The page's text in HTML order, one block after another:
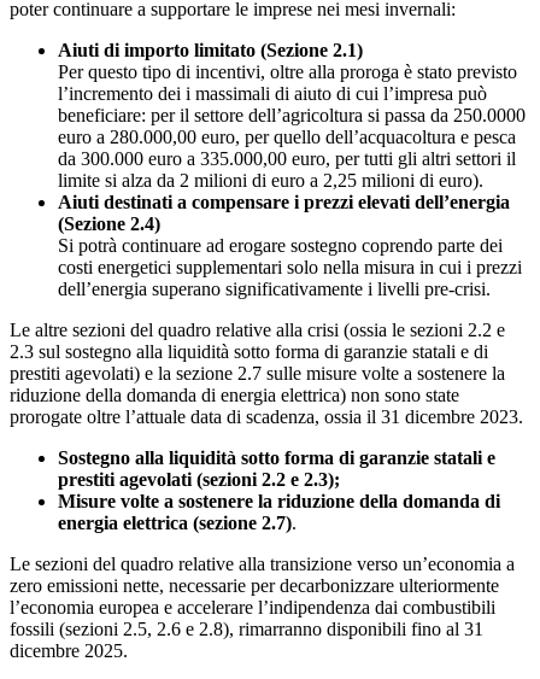
poter continuare a supportare le imprese nei mesi invernali:
Aiuti di importo limitato (Sezione 2.1)
Per questo tipo di incentivi, oltre alla proroga è stato previsto
l’incremento dei i massimali di aiuto di cui l’impresa può
beneficiare: per il settore dell’agricoltura si passa da 250.0000
euro a 280.000,00 euro, per quello dell’acquacoltura e pesca
da 300.000 euro a 335.000,00 euro, per tutti gli altri settori il
limite si alza da 2 milioni di euro a 2,25 milioni di euro).
Aiuti destinati a compensare i prezzi elevati dell’energia
(Sezione 2.4)
Si potrà continuare ad erogare sostegno coprendo parte dei
costi energetici supplementari solo nella misura in cui i prezzi
dell’energia superano significativamente i livelli pre-crisi.
Le altre sezioni del quadro relative alla crisi (ossia le sezioni 2.2 e
2.3 sul sostegno alla liquidità sotto forma di garanzie statali e di
prestiti agevolati) e la sezione 2.7 sulle misure volte a sostenere la
riduzione della domanda di energia elettrica) non sono state
prorogate oltre l’attuale data di scadenza, ossia il 31 dicembre 2023.
Sostegno alla liquidità sotto forma di garanzie statali e
prestiti agevolati (sezioni 2.2 e 2.3);
Misure volte a sostenere la riduzione della domanda di
energia elettrica (sezione 2.7).
Le sezioni del quadro relative alla transizione verso un’economia a
zero emissioni nette, necessarie per decarbonizzare ulteriormente
l’economia europea e accelerare l’indipendenza dai combustibili
fossili (sezioni 2.5, 2.6 e 2.8), rimarranno disponibili fino al 31
dicembre 2025.